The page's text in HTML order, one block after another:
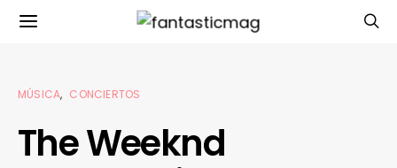
MÚSICA CONCIERTOS
The Weeknd